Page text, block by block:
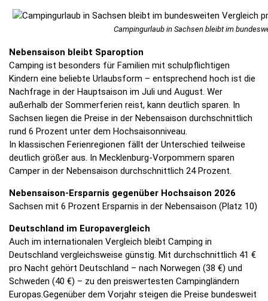
Campingurlaub in Sachsen bleibt im
Nebensaison bleibt Sparoption
Camping ist besonders für Familien mit schulpflichtigen
Kindern eine beliebte Urlaubsform – entsprechend hoch ist die
Nachfrage in der Hauptsaison im Juli und August. Wer
außerhalb der Sommerferien reist, kann deutlich sparen. In
Sachsen liegen die Preise in der Nebensaison durchschnittlich
rund 6 Prozent unter dem Hochsaisonniveau.
In klassischen Ferienregionen fällt der Unterschied teilweise
deutlich größer aus. In Mecklenburg-Vorpommern sparen
Camper in der Nebensaison durchschnittlich 24 Prozent.
Nebensaison-Ersparnis gegenüber Hochsaison 2026
Sachsen mit 6 Prozent Ersparnis in der Nebensaison (Platz 10)
Deutschland im Europavergleich
Auch im internationalen Vergleich bleibt Camping in
Deutschland vergleichsweise günstig. Mit durchschnittlich 41 €
pro Nacht gehört Deutschland – nach Norwegen (38 €) und
Schweden (40 €) – zu den preiswertesten Campingländern
Europas.Gegenüber dem Vorjahr steigen die Preise bundesweit